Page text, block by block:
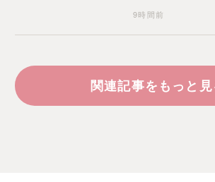
9時間前
関連記事をもっと見